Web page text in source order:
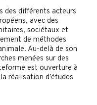
des différents acteurs
avec des
sociétaux et
de méthodes
Au-delà de son
menées sur des
est ouverture à
réalisation d’études